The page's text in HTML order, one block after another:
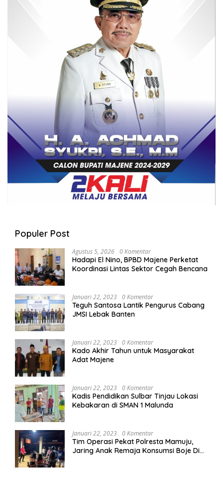
Populer Post
Agustus 5, 2026 0 Komentar
Hadapi El Nino, BPBD Majene Perketat
Koordinasi Lintas Sektor Cegah Bencana
Januari 22, 2023 0 Komentar
Teguh Santosa Lantik Pengurus Cabang
JMSI Lebak Banten
Januari 22, 2023 0 Komentar
Kado Akhir Tahun untuk Masyarakat
Adat Majene
Januari 22, 2023 0 Komentar
Kadis Pendidikan Sulbar Tinjau Lokasi
Kebakaran di SMAN 1 Malunda
Januari 22, 2023 0 Komentar
Tim Operasi Pekat Polresta Mamuju,
Jaring Anak Remaja Konsumsi Boje Di